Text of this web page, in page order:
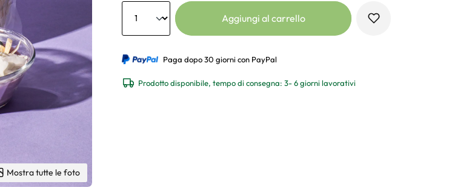
Mostra tutte le foto
Anzahl
Aggiungi al carrello
Paga dopo 30 giorni con PayPal
Prodotto disponibile, tempo di consegna: 3- 6 giorni lavorativi